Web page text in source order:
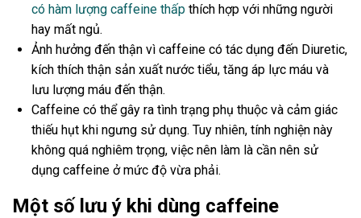
có hàm lượng caffeine thấp thích hợp với những người
hay mất ngủ.
Ảnh hưởng đến thận vì caffeine có tác dụng đến Diuretic,
kích thích thận sản xuất nước tiểu, tăng áp lực máu và
lưu lượng máu đến thận.
Caffeine có thể gây ra tình trạng phụ thuộc và cảm giác
thiếu hụt khi ngưng sử dụng. Tuy nhiên, tính nghiện này
không quá nghiêm trọng, việc nên làm là cần nên sử
dụng caffeine ở mức độ vừa phải.
Một số lưu ý khi dùng caffeine